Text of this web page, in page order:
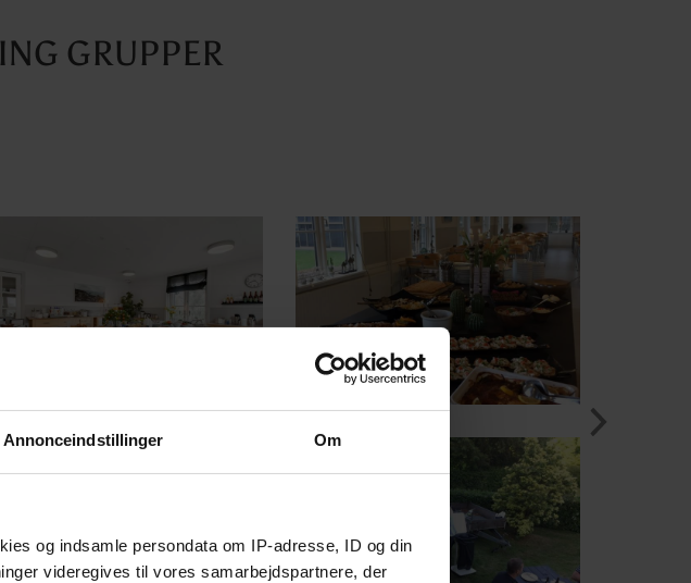
Annonceindstillinger Om
og indsamle persondata om IP-adresse, ID og din
videregives til vores samarbejdspartnere, der
GRUPPER